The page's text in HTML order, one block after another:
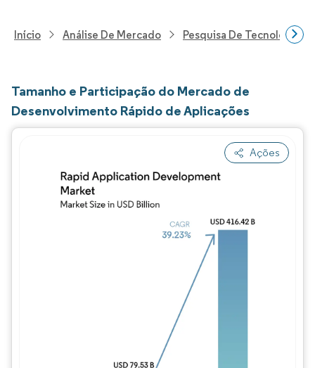
Início Análise De Mercado Pesquisa De Tecnologia,
Tamanho e Participação do Mercado de
Desenvolvimento Rápido de Aplicações
Ações
Imagem © Mordor Intelligence. O reuso